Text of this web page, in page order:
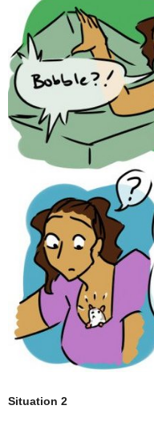
Situation 2